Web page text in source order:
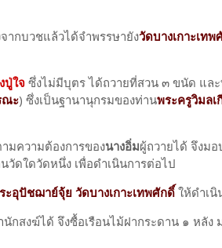
ากบวชแล้วได้จำพรรษายังวัดบางเกาะเทพ
ปู่ใจ ซึ่งไม่มีบุตร ได้ถวายที่สวน ๓ ขนัด แล
ณะ) ซึ่งเป็นฐานานุกรมของท่านพระครูวิมลเ
มความต้องการของนางอิ่มผู้ถวายได้ จึงม
ดใดวัดหนึ่ง เพื่อดำเนินการต่อไป
ะอุปัชฌาย์จุ้ย วัดบางเกาะเทพศักดิ์ให้ดำเ
ฆ์ได้ จึงซื้อเรือนไม้ฝากระดาน ๑ หลัง